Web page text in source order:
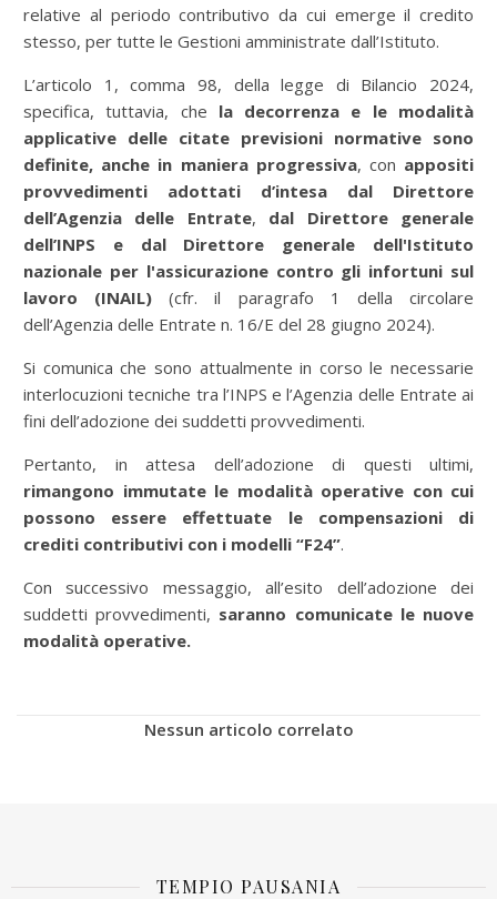
relative al periodo contributivo da cui emerge il credito
stesso, per tutte le Gestioni amministrate dall’Istituto.
L’articolo 1, comma 98, della legge di Bilancio 2024,
specifica, tuttavia, che la decorrenza e le modalità
applicative delle citate previsioni normative sono
definite, anche in maniera progressiva, con appositi
provvedimenti adottati d’intesa dal Direttore
dell’Agenzia delle Entrate, dal Direttore generale
dell’INPS e dal Direttore generale dell'Istituto
nazionale per l'assicurazione contro gli infortuni sul
lavoro (INAIL) (cfr. il paragrafo 1 della circolare
dell’Agenzia delle Entrate n. 16/E del 28 giugno 2024).
Si comunica che sono attualmente in corso le necessarie
interlocuzioni tecniche tra l’INPS e l’Agenzia delle Entrate ai
fini dell’adozione dei suddetti provvedimenti.
Pertanto, in attesa dell’adozione di questi ultimi,
rimangono immutate le modalità operative con cui
possono essere effettuate le compensazioni di
crediti contributivi con i modelli “F24”.
Con successivo messaggio, all’esito dell’adozione dei
suddetti provvedimenti, saranno comunicate le nuove
modalità operative.
Nessun articolo correlato
TEMPIO PAUSANIA